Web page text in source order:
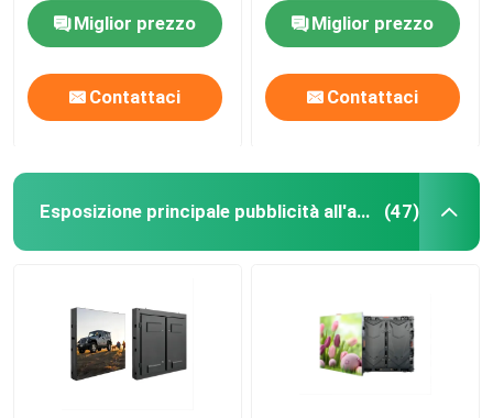
Miglior prezzo
Contattaci
Miglior prezzo
Contattaci
Esposizione principale pubblicità all'aperto (47)